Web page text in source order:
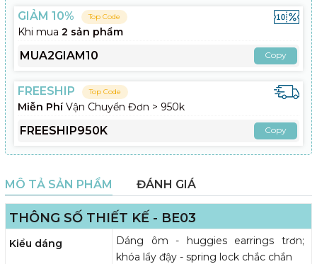
GIẢM 10% Top Code
Khi mua 2 sản phẩm
MUA2GIAM10 Copy
FREESHIP Top Code
Miễn PhíVận Chuyển Đơn > 950k
FREESHIP950K Copy
MÔ TẢ SẢN PHẨM ĐÁNH GIÁ
THÔNG SỐ THIẾT KẾ - BE03
Kiểu dáng
Dáng ôm - huggies earrings trơn;
khóa lẩy đậy - spring lock chắc chắn